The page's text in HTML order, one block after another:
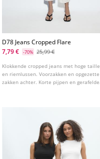
D78 Jeans Cropped Flare
7,79 €
-70% 25,99 €
Klokkende cropped jeans met hoge taille
en riemlussen. Voorzakken en opgezette
zakken achter. Korte pijpen en gerafelde